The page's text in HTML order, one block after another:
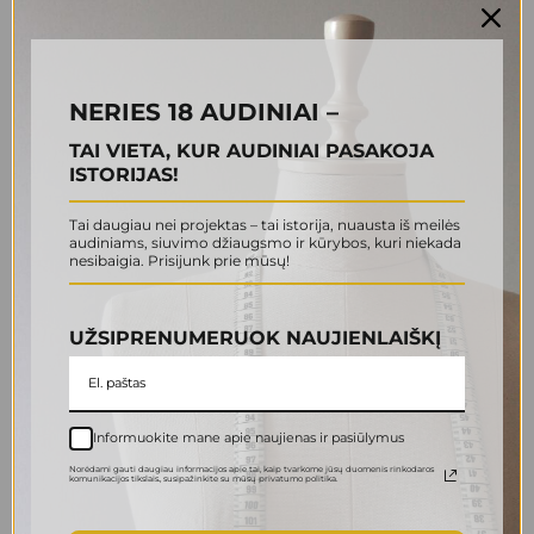
krepas
8.00€
Original
price
3.00€Current
price
Į krepšelį
8.00€
Original
price
was:
3.00€Current
price
is:
Į krepšelį
NERIES 18 AUDINIAI –
TAI VIETA, KUR AUDINIAI PASAKOJA
ISTORIJAS!
Tai daugiau nei projektas – tai istorija, nuausta iš meilės
audiniams, siuvimo džiaugsmo ir kūrybos, kuri niekada
nesibaigia. Prisijunk prie mūsų!
UŽSIPRENUMERUOK NAUJIENLAIŠKĮ
Informuokite mane apie naujienas ir pasiūlymus
Norėdami gauti daugiau informacijos apie tai, kaip tvarkome jūsų duomenis rinkodaros
komunikacijos tikslais., susipažinkite su mūsų privatumo politika.